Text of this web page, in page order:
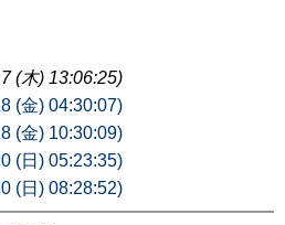
(木) 13:06:25)
(金) 04:30:07)
(金) 10:30:09)
(日) 05:23:35)
(日) 08:28:52)